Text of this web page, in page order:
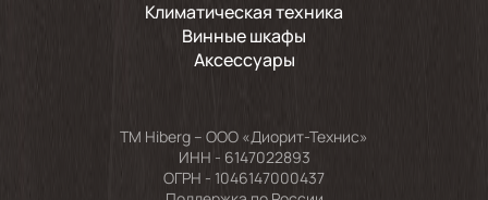
Климатическая техника
Винные шкафы
Аксессуары
TM Hiberg – ООО «Диорит-Технис»
ИНН - 6147022893
ОГРН - 1046147000437